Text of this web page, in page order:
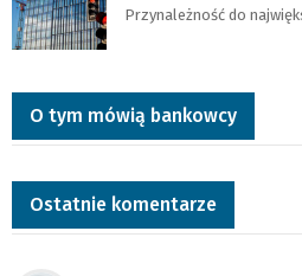
Przynależność do
O tym mówią bankowcy
Ostatnie komentarze